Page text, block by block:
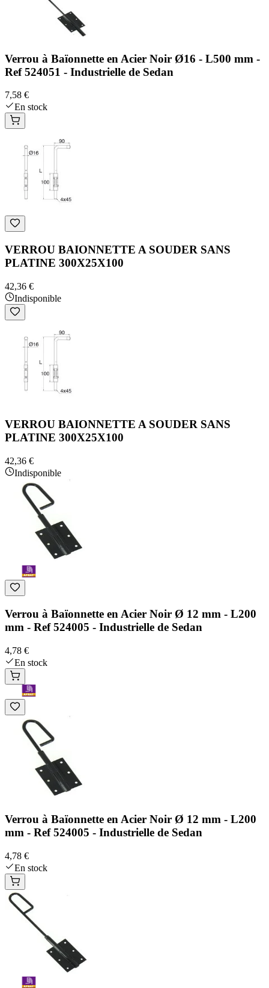
Verrou à Baïonnette en Acier Noir Ø16 - L500 mm -
Ref 524051 - Industrielle de Sedan
7,58 €
En stock
VERROU BAIONNETTE A SOUDER SANS
PLATINE 300X25X100
42,36 €
Indisponible
VERROU BAIONNETTE A SOUDER SANS
PLATINE 300X25X100
42,36 €
Indisponible
Verrou à Baïonnette en Acier Noir Ø 12 mm - L200
mm - Ref 524005 - Industrielle de Sedan
4,78 €
En stock
Verrou à Baïonnette en Acier Noir Ø 12 mm - L200
mm - Ref 524005 - Industrielle de Sedan
4,78 €
En stock